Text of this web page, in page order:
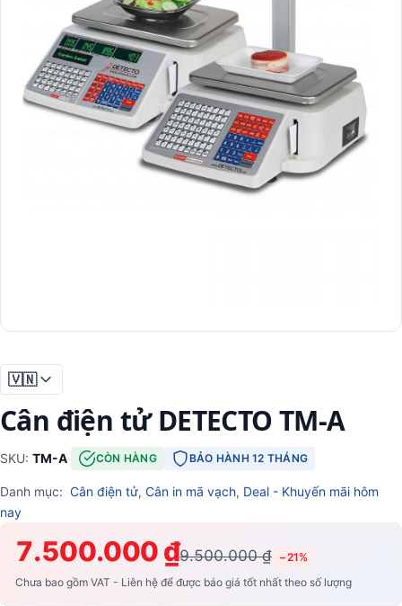
🇻🇳
Cân điện tử DETECTO TM-A
SKU: TM-A· CÒN HÀNG BẢO HÀNH 12 THÁNG
Danh mục: Cân điện tử, Cân in mã vạch, Deal - Khuyến mãi hôm
nay
7.500.000 ₫9.500.000 ₫ −21%
Chưa bao gồm VAT - Liên hệ để được báo giá tốt nhất theo số lượng